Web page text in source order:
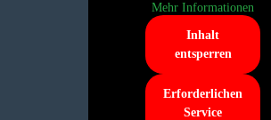
Mehr Informationen
Inhalt
entsperren
Erforderlichen
Service